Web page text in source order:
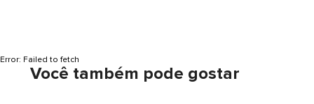
Error: Failed to fetch
Você também pode gostar